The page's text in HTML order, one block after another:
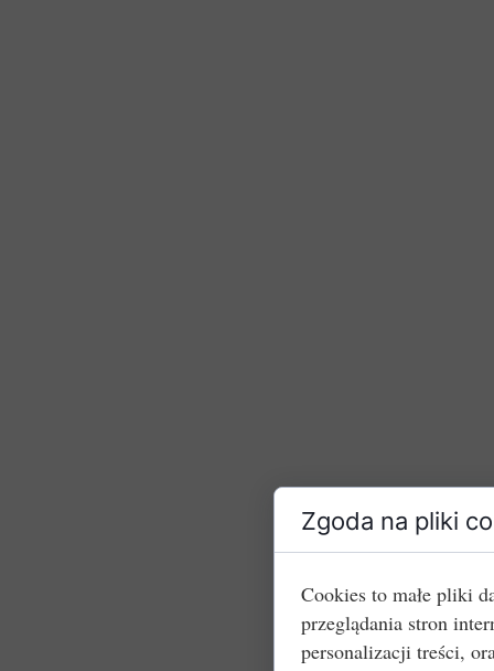
Zgoda na pliki
Cookies to małe pliki
przeglądania stron
personalizacji treści,